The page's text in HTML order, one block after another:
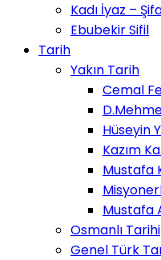
Kadı İyaz –
Ebubekir Sifil
Tarih
Yakın Tarih
Cemal
Hüseyin
Kazım
Mustafa
Mustafa
Osmanlı Tarihi
Genel Türk